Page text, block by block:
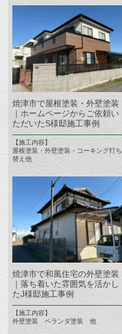
焼津市で屋根塗装・外壁塗装
｜ホームページからご依頼い
ただいたS様邸施工事例
【施工内容】
屋根塗装・外壁塗装・コーキング打ち
替え他
焼津市で和風住宅の外壁塗装
｜落ち着いた雰囲気を活かし
たJ様邸施工事例
【施工内容】
外壁塗装 ベランダ塗装 他